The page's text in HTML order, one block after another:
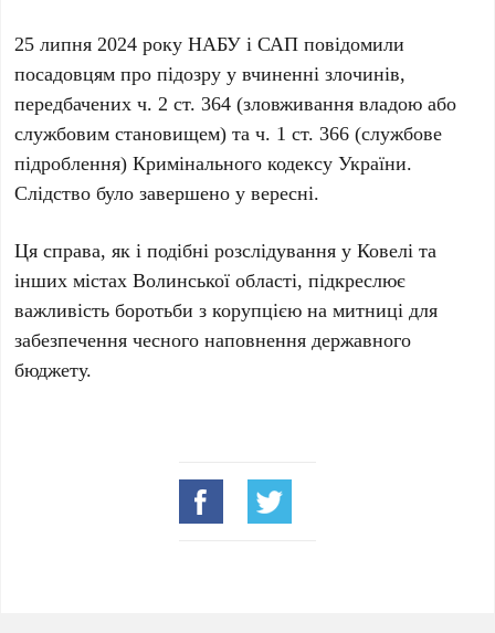
25 липня 2024 року НАБУ і САП повідомили
посадовцям про підозру у вчиненні злочинів,
передбачених ч. 2 ст. 364 (зловживання владою або
службовим становищем) та ч. 1 ст. 366 (службове
підроблення) Кримінального кодексу України.
Слідство було завершено у вересні.
Ця справа, як і подібні розслідування у Ковелі та
інших містах Волинської області, підкреслює
важливість боротьби з корупцією на митниці для
забезпечення чесного наповнення державного
бюджету.